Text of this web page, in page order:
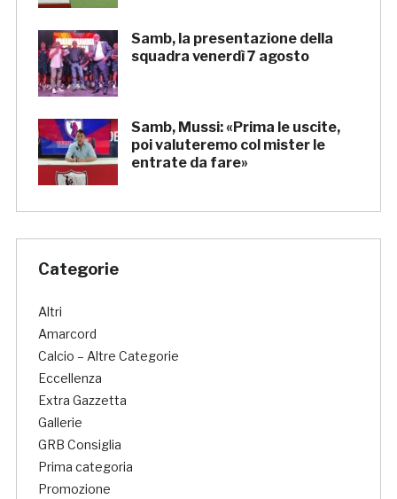
Samb, la presentazione della
squadra venerdì 7 agosto
Samb, Mussi: «Prima le uscite,
poi valuteremo col mister le
entrate da fare»
Categorie
Altri
Amarcord
Calcio – Altre Categorie
Eccellenza
Extra Gazzetta
Gallerie
GRB Consiglia
Prima categoria
Promozione